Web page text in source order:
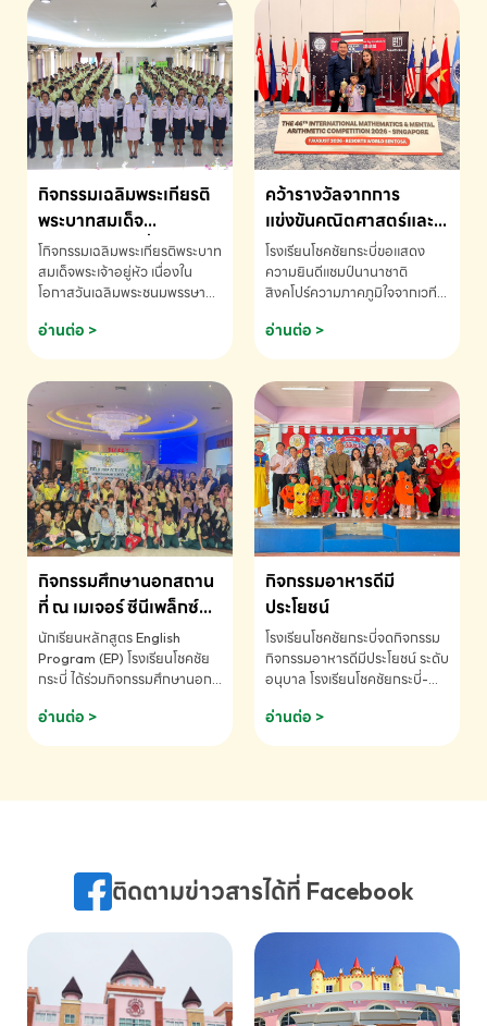
กิจกรรมเฉลิมพระเกียรติ
พระบาทสมเด็จ
พระเจ้าอยู่หัว เนื่องใน
โอกาสวันเฉลิม
พระชนมพรรษา
โกิจกรรมเฉลิมพระเกียรติพระบาท
สมเด็จพระเจ้าอยู่หัว เนื่องใน
โอกาสวันเฉลิมพระชนมพรรษา
ข้อมูลเพิ่มเติม โทร. 075-691910
อ่านต่อ >
คว้ารางวัลจากการ
แข่งขันคณิตศาสตร์และ
คณิตคิดเร็วนานาชาติ
ครั้งที่ 46 ประจำปี 2569
ณ ประเทศสิงคโปร์
โรงเรียนโชคชัยกระบี่ขอแสดง
ความยินดีแชมป์นานาชาติ
สิงคโปร์ความภาคภูมิใจจากเวที
ด.ช.พัทธนันท์ พรหมพันธ์ ชั้น
อนุบาล EP K3 โรงเรียนโชคชัย
แข่งขันคณิตศาสตร์และคณิตคิด
เร็วนานาชาติ ครั้งที่ 46 ประจำปี
2569 ณ ประเทศสิงคโปร์
INTERNATIONAL
MATHEMATICS AND
MENTAL ARITHMETIC
COMPETITION 2026 - ถ้วย
รางวัลรองชนะเลิศอันดับที่ 2
Mental Arithmetic
Competition K2 - ถ้วยรางวัล
รองชนะเลิศอันดับที่ 2 Mental
K2(Grop) โรงเรียนโชคชัยกระบี่-
สอบถามข้อมูลเพิ่มเติม โทร.
075-691910
อ่านต่อ >
กิจกรรมศึกษานอกสถาน
ที่ ณ เมเจอร์ ซีนีเพล็กซ์
ระดับประถมศึกษา (EP.1-
6)
นักเรียนหลักสูตร English
Program (EP) โรงเรียนโชคชัย
กระบี่ ได้ร่วมกิจกรรมศึกษานอก
ชมภาพยนตร์ Toy Story 5
(Soundtrack)เพื่อเสริมทักษะ
ภาษา ผ่านประสบการณ์การเรียนรู้
075-691910
อ่านต่อ >
กิจกรรมอาหารดีมี
ประโยชน์
โรงเรียนโชคชัยกระบี่จดกิจกรรม
กิจกรรมอาหารดีมีประโยชน์ ระดับ
อนุบาล โรงเรียนโชคชัยกระบี่-
075-691910
อ่านต่อ >
ติดตามข่าวสารได้ที่ Facebook